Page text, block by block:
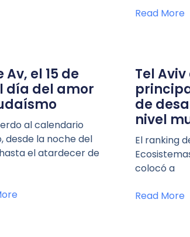
Read More
Av, el 15 de
día del amor
al calendario
desde la noche del
el atardecer de
Tel
de
nivel
El ranking
colocó a
Read More